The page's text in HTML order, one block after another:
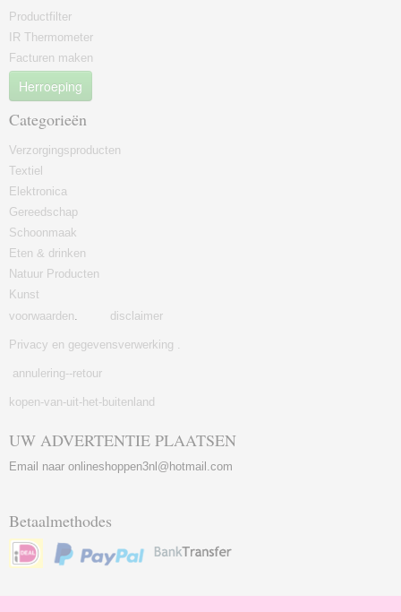
Productfilter
IR Thermometer
Facturen maken
Herroeping
Categorieën
Verzorgingsproducten
Textiel
Elektronica
Gereedschap
Schoonmaak
Eten & drinken
Natuur Producten
Kunst
voorwaarden. disclaimer
Privacy en gegevensverwerking .
annulering--retour
kopen-van-uit-het-buitenland
UW ADVERTENTIE PLAATSEN
Email naar onlineshoppen3nl@hotmail.com
Betaalmethodes